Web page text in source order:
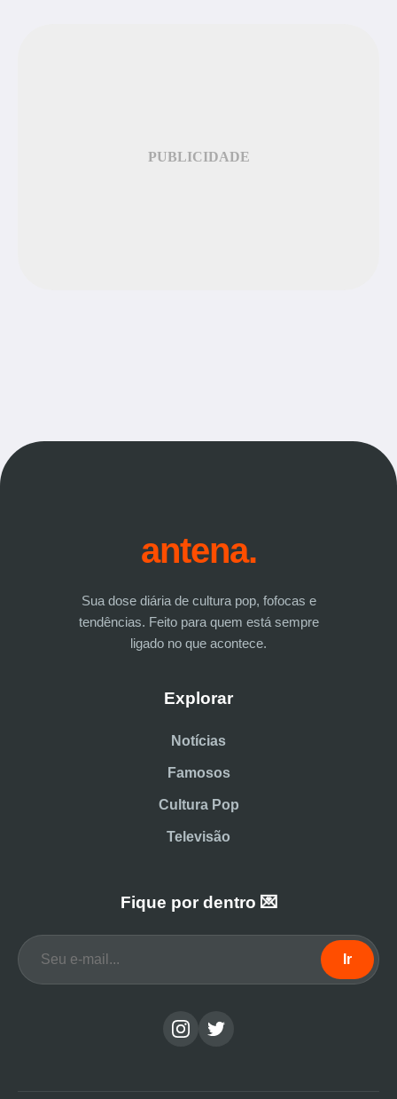
PUBLICIDADE
antena.
Sua dose diária de cultura pop, fofocas e
tendências. Feito para quem está sempre
ligado no que acontece.
Explorar
Notícias
Famosos
Cultura Pop
Televisão
Fique por dentro 💌
Ir